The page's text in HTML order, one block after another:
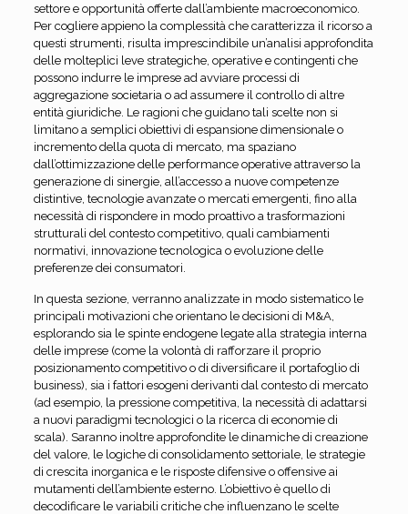
settore e opportunità offerte dall’ambiente macroeconomico.
Per cogliere appieno la complessità che caratterizza il ricorso a
questi strumenti, risulta imprescindibile un’analisi approfondita
delle molteplici leve strategiche, operative e contingenti che
possono indurre le imprese ad avviare processi di
aggregazione societaria o ad assumere il controllo di altre
entità giuridiche. Le ragioni che guidano tali scelte non si
limitano a semplici obiettivi di espansione dimensionale o
incremento della quota di mercato, ma spaziano
dall’ottimizzazione delle performance operative attraverso la
generazione di sinergie, all’accesso a nuove competenze
distintive, tecnologie avanzate o mercati emergenti, fino alla
necessità di rispondere in modo proattivo a trasformazioni
strutturali del contesto competitivo, quali cambiamenti
normativi, innovazione tecnologica o evoluzione delle
preferenze dei consumatori.
In questa sezione, verranno analizzate in modo sistematico le
principali motivazioni che orientano le decisioni di M&A,
esplorando sia le spinte endogene legate alla strategia interna
delle imprese (come la volontà di rafforzare il proprio
posizionamento competitivo o di diversificare il portafoglio di
business), sia i fattori esogeni derivanti dal contesto di mercato
(ad esempio, la pressione competitiva, la necessità di adattarsi
a nuovi paradigmi tecnologici o la ricerca di economie di
scala). Saranno inoltre approfondite le dinamiche di creazione
del valore, le logiche di consolidamento settoriale, le strategie
di crescita inorganica e le risposte difensive o offensive ai
mutamenti dell’ambiente esterno. L’obiettivo è quello di
decodificare le variabili critiche che influenzano le scelte